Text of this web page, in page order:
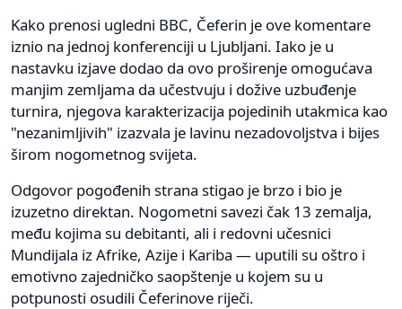
Kako prenosi ugledni BBC, Čeferin je ove komentare
iznio na jednoj konferenciji u Ljubljani. Iako je u
nastavku izjave dodao da ovo proširenje omogućava
manjim zemljama da učestvuju i dožive uzbuđenje
turnira, njegova karakterizacija pojedinih utakmica kao
"nezanimljivih" izazvala je lavinu nezadovoljstva i bijes
širom nogometnog svijeta.
Odgovor pogođenih strana stigao je brzo i bio je
izuzetno direktan. Nogometni savezi čak 13 zemalja,
među kojima su debitanti, ali i redovni učesnici
Mundijala iz Afrike, Azije i Kariba — uputili su oštro i
emotivno zajedničko saopštenje u kojem su u
potpunosti osudili Čeferinove riječi.